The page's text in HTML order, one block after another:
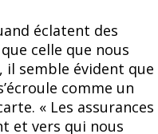
éclatent des
celle que nous
il semble évident que
comme un
« Les assurances
et vers qui nous